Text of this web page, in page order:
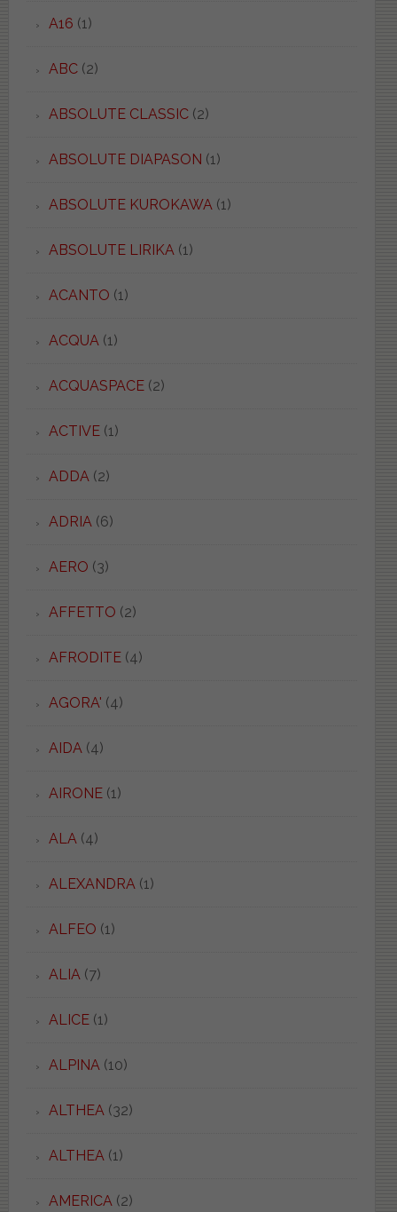
A16 (1)
ABC(2)
ABSOLUTE CLASSIC(2)
ABSOLUTE DIAPASON (1)
ABSOLUTE KUROKAWA(1)
ABSOLUTE LIRIKA(1)
ACANTO (1)
ACQUA(1)
ACQUASPACE(2)
ACTIVE(1)
ADDA(2)
ADRIA(6)
AERO (3)
AFFETTO (2)
AFRODITE(4)
AGORA' (4)
AIDA(4)
AIRONE(1)
ALA(4)
ALEXANDRA(1)
ALFEO (1)
ALIA(7)
ALICE(1)
ALPINA(10)
ALTHEA(32)
ALTHEA(1)
AMERICA(2)